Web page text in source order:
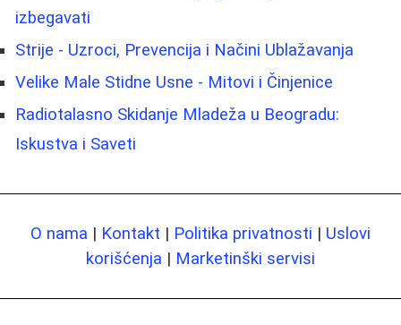
izbegavati
Strije - Uzroci, Prevencija i Načini Ublažavanja
Velike Male Stidne Usne - Mitovi i Činjenice
Radiotalasno Skidanje Mladeža u Beogradu:
Iskustva i Saveti
O nama | Kontakt | Politika privatnosti | Uslovi
korišćenja | Marketinški servisi